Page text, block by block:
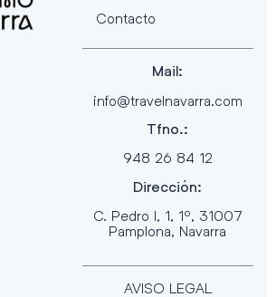
Contacto
Mail:
info@travelnavarra.com
Tfno.:
948 26 84 12
Dirección:
C. Pedro I, 1, 1º, 31007
Pamplona, Navarra
AVISO LEGAL